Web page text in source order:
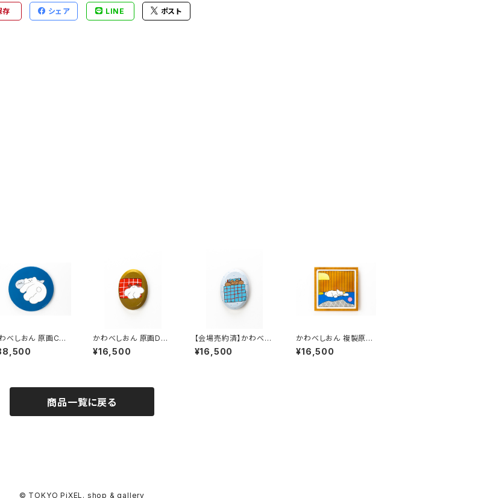
存 シェア LINE ポスト
べしおん 原画C
ザラシとしろくま」
かわべしおん 原画D
「おひるねのお供」
¥16,500
【会場売約済】かわべし
おん 原画E 「おやす
み、くまくん」
¥16,500
かわべしおん 複製原画
A-1リソグラフ「遊びつ
かれて」 （額装有り）直
¥16,500
商品一覧に戻る
© TOKYO PiXEL. shop & gallery